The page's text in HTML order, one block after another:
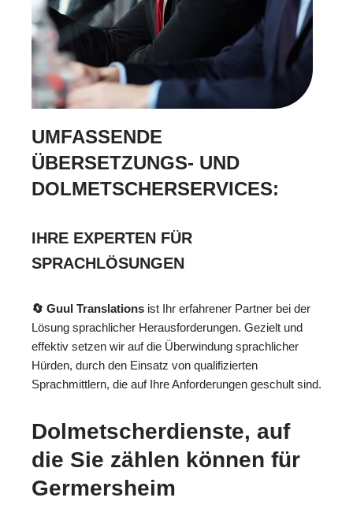
UMFASSENDE
ÜBERSETZUNGS- UND
DOLMETSCHERSERVICES:
IHRE EXPERTEN FÜR
SPRACHLÖSUNGEN
🔄 Guul Translations ist Ihr erfahrener Partner bei der
Lösung sprachlicher Herausforderungen. Gezielt und
effektiv setzen wir auf die Überwindung sprachlicher
Hürden, durch den Einsatz von qualifizierten
Sprachmittlern, die auf Ihre Anforderungen geschult sind.
Dolmetscherdienste, auf
die Sie zählen können für
Germersheim